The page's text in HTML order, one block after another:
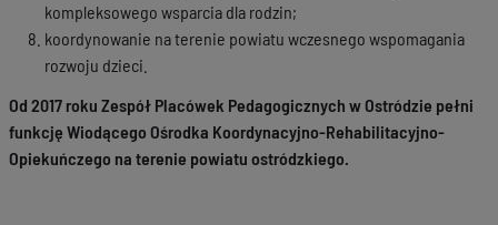
kompleksowego wsparcia dla rodzin;
koordynowanie na terenie powiatu wczesnego wspomagania
rozwoju dzieci.
Od 2017 roku Zespół Placówek Pedagogicznych w Ostródzie pełni
funkcję Wiodącego Ośrodka Koordynacyjno-Rehabilitacyjno-
Opiekuńczego na terenie powiatu ostródzkiego.